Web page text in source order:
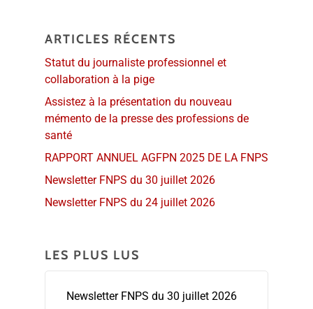
ARTICLES RÉCENTS
Statut du journaliste professionnel et
collaboration à la pige
Assistez à la présentation du nouveau
mémento de la presse des professions de
santé
RAPPORT ANNUEL AGFPN 2025 DE LA FNPS
Newsletter FNPS du 30 juillet 2026
Newsletter FNPS du 24 juillet 2026
LES PLUS LUS
Newsletter FNPS du 30 juillet 2026